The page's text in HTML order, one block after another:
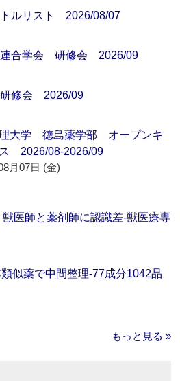
ルリスト 2026/08/07
連合学会 研修会 2026/09
修会 2026/09
大学 徳島薬学部 オープンキ
2026/08-2026/09
月07日 (金)
獣医師と薬剤師に認識差‐獣医療専
似薬で中間整理‐77成分1042品
もっと見る »